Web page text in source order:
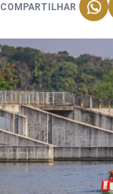
COMPARTILHAR